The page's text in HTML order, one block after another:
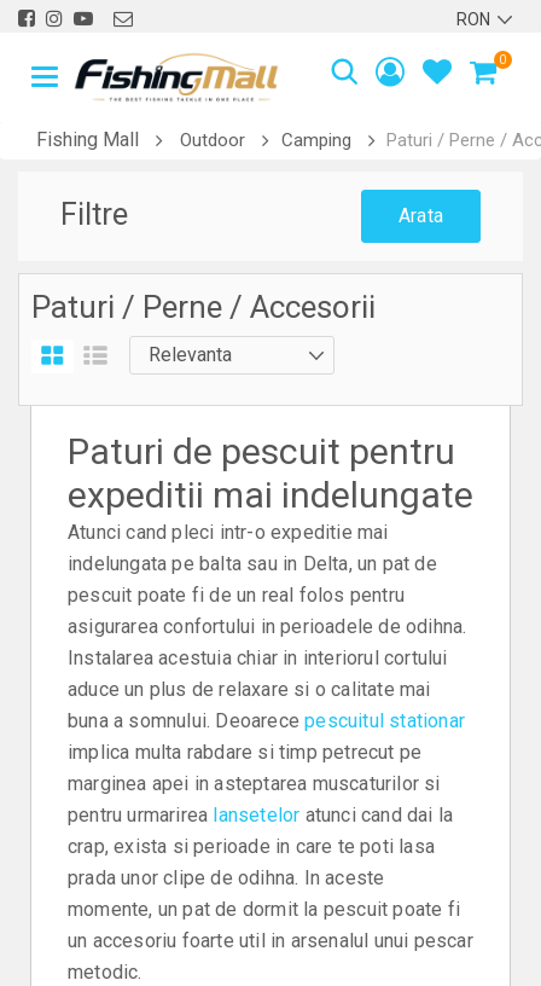
0
Fishing Mall Outdoor Camping Paturi / Perne /
Filtre Arata
Paturi / Perne / Accesorii
Paturi de pescuit pentru
expeditii mai indelungate
Atunci cand pleci intr-o expeditie mai
indelungata pe balta sau in Delta, un pat de
pescuit poate fi de un real folos pentru
asigurarea confortului in perioadele de odihna.
Instalarea acestuia chiar in interiorul cortului
aduce un plus de relaxare si o calitate mai
buna a somnului. Deoarecepescuitul stationar
implica multa rabdare si timp petrecut pe
marginea apei in asteptarea muscaturilor si
pentru urmarirea lansetelor atunci cand dai la
crap, exista si perioade in care te poti lasa
prada unor clipe de odihna. In aceste
momente, un pat de dormit la pescuit poate fi
un accesoriu foarte util in arsenalul unui pescar
metodic.